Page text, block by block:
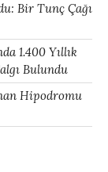
Bir Tunç Çağı
1.400 Yıllık
Bulundu
Hipodromu